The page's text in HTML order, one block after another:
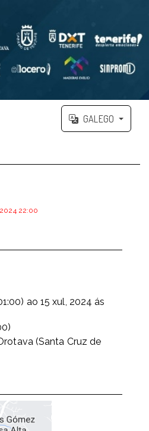
GALEGO
22:00
ao 15 xul, 2024 ás
(Santa Cruz de